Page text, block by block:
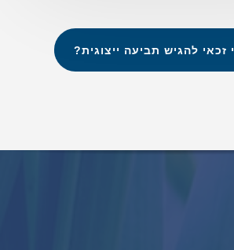
זכאי להגיש תביעה ייצוגית?